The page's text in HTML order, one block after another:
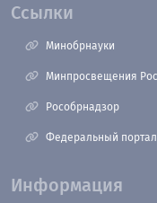
Ссылки
Минобрнауки
Минпросвещения
Рособрнадзор
Федеральный
Информация